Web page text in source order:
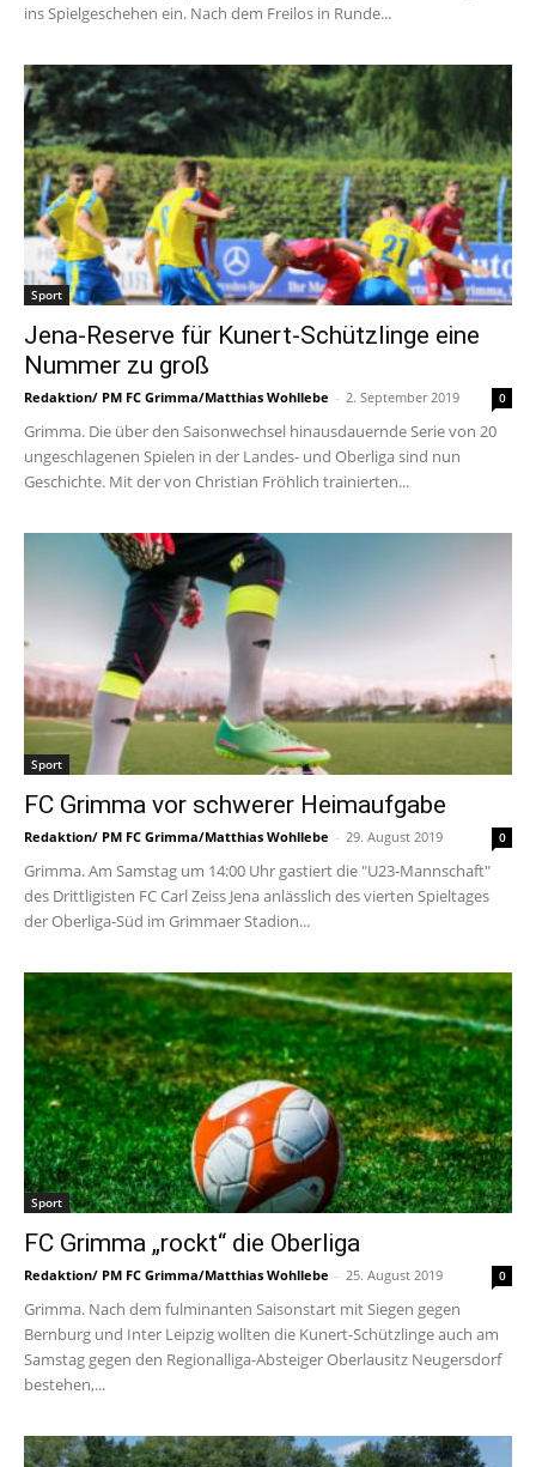
ins Spielgeschehen ein. Nach dem Freilos in Runde...
Sport
Jena-Reserve für Kunert-Schützlinge eine
Nummer zu groß
Redaktion/ PM FC Grimma/Matthias Wohllebe - 2. September 2019 0
Grimma. Die über den Saisonwechsel hinausdauernde Serie von 20
ungeschlagenen Spielen in der Landes- und Oberliga sind nun
Geschichte. Mit der von Christian Fröhlich trainierten...
Sport
FC Grimma vor schwerer Heimaufgabe
Redaktion/ PM FC Grimma/Matthias Wohllebe - 29. August 2019 0
Grimma. Am Samstag um 14:00 Uhr gastiert die "U23-Mannschaft"
des Drittligisten FC Carl Zeiss Jena anlässlich des vierten Spieltages
der Oberliga-Süd im Grimmaer Stadion...
Sport
FC Grimma „rockt“ die Oberliga
Redaktion/ PM FC Grimma/Matthias Wohllebe - 25. August 2019 0
Grimma. Nach dem fulminanten Saisonstart mit Siegen gegen
Bernburg und Inter Leipzig wollten die Kunert-Schützlinge auch am
Samstag gegen den Regionalliga-Absteiger Oberlausitz Neugersdorf
bestehen,...